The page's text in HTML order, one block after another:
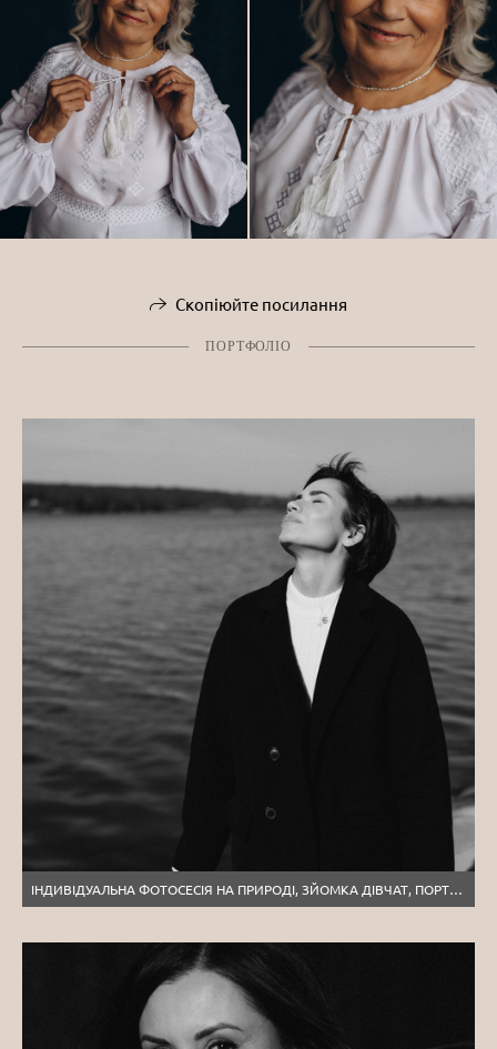
Скопіюйте посилання
ПОРТФОЛІО
ІНДИВІДУАЛЬНА ФОТОСЕСІЯ НА ПРИРОДІ, ЗЙОМКА ДІВЧАТ, ПОРТРЕТНИЙ ФОТОГРАФ ТЕРНОПІЛЬ, КОНТЕНТ-ЗЙОМКА ЛЬВІВ